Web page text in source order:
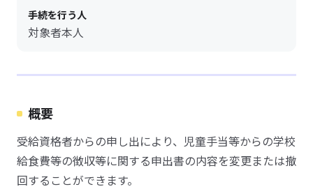
手続を行う人
対象者本人
概要
受給資格者からの申し出により、児童手当等からの学校
給食費等の徴収等に関する申出書の内容を変更または撤
回することができます。